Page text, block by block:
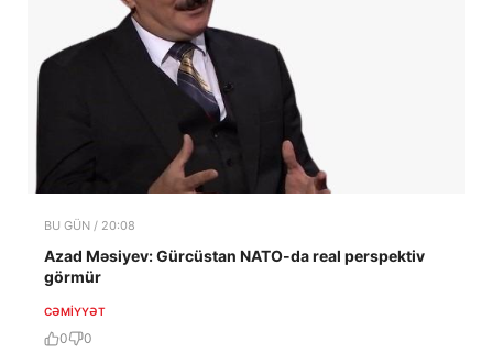
BU GÜN / 20:08
Azad Məsiyev: Gürcüstan NATO-da real perspektiv
görmür
CƏMIYYƏT
0 0